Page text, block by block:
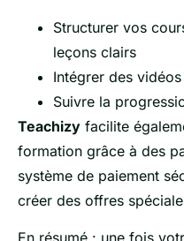
Structurer vos
leçons clairs
Intégrer des
Suivre la
Teachizy facilite
formation grâce à des
système de paiement
créer des offres
En résumé : une fois